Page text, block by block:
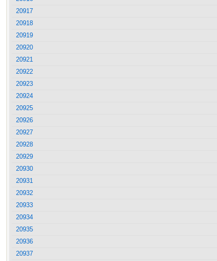
20917
20918
20919
20920
20921
20922
20923
20924
20925
20926
20927
20928
20929
20930
20931
20932
20933
20934
20935
20936
20937